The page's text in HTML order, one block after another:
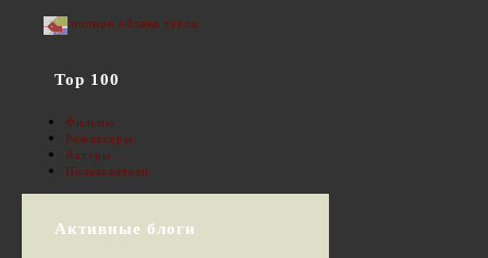
полное облако тегов
Top 100
Фильмы
Режиссеры
Актеры
Пользователи
Активные блоги